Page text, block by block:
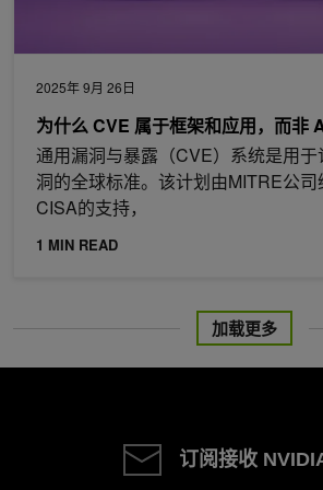
2025年 9月 26日
为什么 CVE 属于框架和应用，而非
通用漏洞与暴露（CVE）系统是用
洞的全球标准。该计划由MITRE公
CISA的支持，
1 MIN READ
加载更多
订阅接收